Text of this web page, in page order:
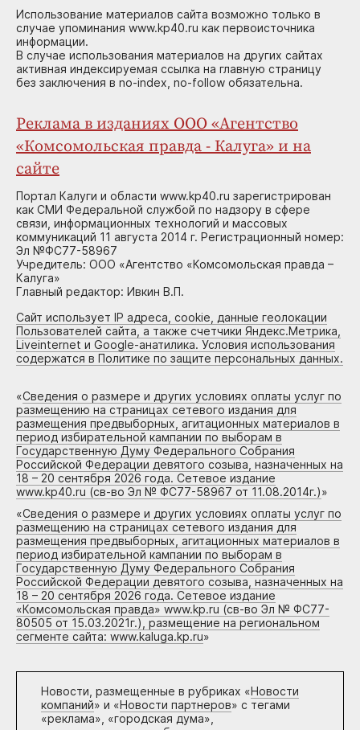
Использование материалов сайта возможно только в
случае упоминания www.kp40.ru как первоисточника
информации.
В случае использования материалов на других сайтах
активная индексируемая ссылка на главную страницу
без заключения в no-index, no-follow обязательна.
Реклама в изданиях ООО «Агентство
«Комсомольская правда - Калуга» и на
сайте
Портал Калуги и области www.kp40.ru зарегистрирован
как СМИ Федеральной службой по надзору в сфере
связи, информационных технологий и массовых
коммуникаций 11 августа 2014 г. Регистрационный номер:
Эл №ФС77-58967
Учредитель: ООО «Агентство «Комсомольская правда –
Калуга»
Главный редактор: Ивкин В.П.
Сайт использует IP адреса, cookie, данные геолокации
Пользователей сайта, а также счетчики Яндекс.Метрика,
Liveinternet и Google-анатилика. Условия использования
содержатся в Политике по защите персональных данных.
«Сведения о размере и других условиях оплаты услуг по
размещению на страницах сетевого издания для
размещения предвыборных, агитационных материалов в
период избирательной кампании по выборам в
Государственную Думу Федерального Собрания
Российской Федерации девятого созыва, назначенных на
18 – 20 сентября 2026 года. Сетевое издание
www.kp40.ru (св-во Эл № ФС77-58967 от 11.08.2014г.)»
«Сведения о размере и других условиях оплаты услуг по
размещению на страницах сетевого издания для
размещения предвыборных, агитационных материалов в
период избирательной кампании по выборам в
Государственную Думу Федерального Собрания
Российской Федерации девятого созыва, назначенных на
18 – 20 сентября 2026 года. Сетевое издание
«Комсомольская правда» www.kp.ru (св-во Эл № ФС77-
80505 от 15.03.2021г.), размещение на региональном
сегменте сайта: www.kaluga.kp.ru»
Новости, размещенные в рубриках «Новости
компаний» и «Новости партнеров» с тегами
«реклама», «городская дума»,